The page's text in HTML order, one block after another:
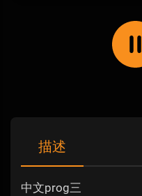
描述
中文prog三